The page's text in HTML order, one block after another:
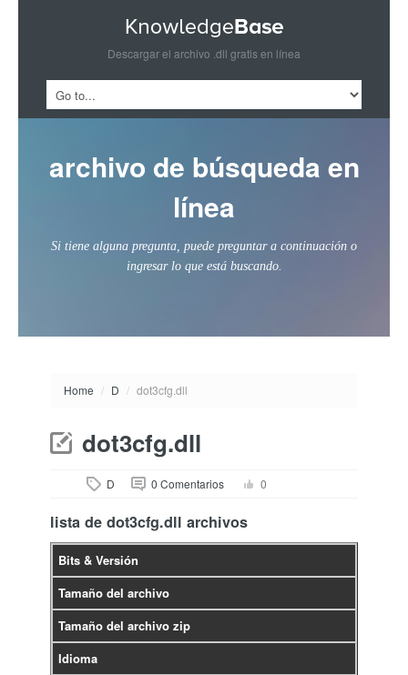
Descargar el archivo .dll gratis en línea
archivo de búsqueda en
línea
Si tiene alguna pregunta, puede preguntar a continuación o
ingresar lo que está buscando.
Home / D / dot3cfg.dll
dot3cfg.dll
D 0 Comentarios 0
lista de dot3cfg.dll archivos
Bits & Versión
Tamaño del archivo
Tamaño del archivo zip
Idioma